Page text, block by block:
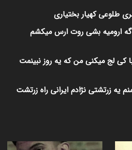
طلوعی کهیار بختیاری
ارومیه بشی روت ارس میکشم
کی لج میکنی من که یه روز نبینمت
یه زرتشتی نژادم ایرانی راه زرتشت